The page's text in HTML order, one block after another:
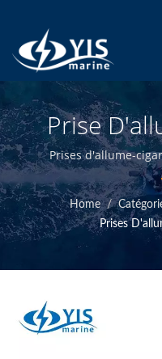
Prise
Luxe -
Fusibles
De
Marins
Prises d'allume-
fusibles) avec options
Marine - Fabricant de
Home /
Prises